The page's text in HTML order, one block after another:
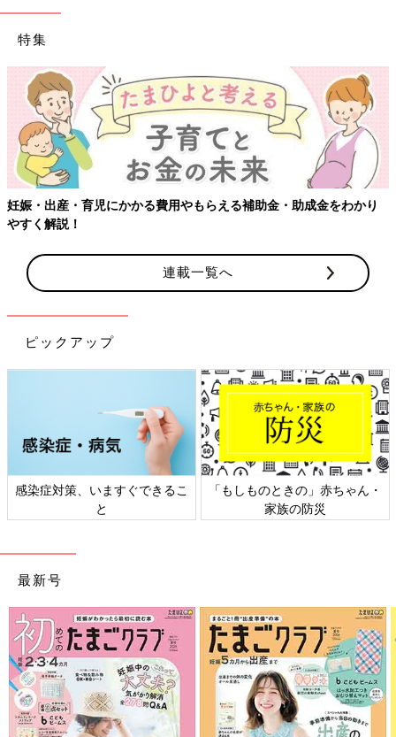
特集
妊娠・出産・育児にかかる費用やもらえる補助金・助成金をわかり
やすく解説！
連載一覧へ
ピックアップ
感染症対策、いますぐできるこ
と
「もしものときの」赤ちゃん・
家族の防災
最新号